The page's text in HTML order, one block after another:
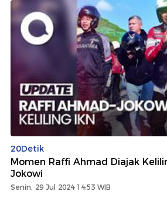
20Detik
Momen Raffi Ahmad Diajak
Jokowi
Senin, 29 Jul 2024 14:53 WIB